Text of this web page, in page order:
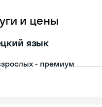
и цены
язык
- премиум